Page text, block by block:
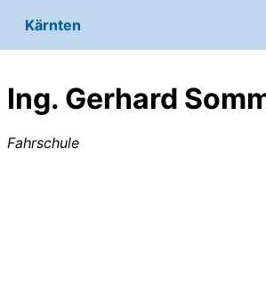
Kärnten
Ing. Gerhard
Fahrschule